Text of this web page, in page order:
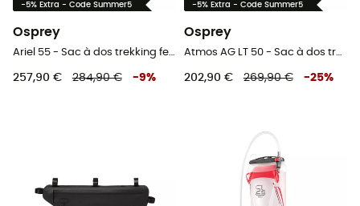
-5% Extra - Code Summer5
Osprey
257,90 € 284,90 € -9%
-5% Extra - Code Summer5
Osprey
202,90 € 269,90 € -25%